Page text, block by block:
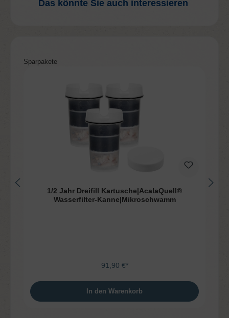
Das könnte Sie auch interessieren
Produktgalerie überspringen
Sparpakete
1/2 Jahr Dreifill Kartusche|AcalaQuell®
Wasserfilter-Kanne|Mikroschwamm
91,90 €*
In den Warenkorb